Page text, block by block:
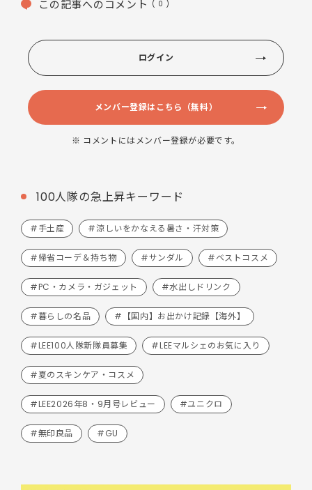
この記事へのコメント ( 0 )
ログイン
メンバー登録はこちら（無料）
※ コメントにはメンバー登録が必要です。
100人隊の急上昇キーワード
#手土産 #涼しいをかなえる暑さ・汗対策
#帰省コーデ＆持ち物 #サンダル #ベストコスメ
#PC・カメラ・ガジェット #水出しドリンク
#暮らしの名品 #【国内】お出かけ記録【海外】
#LEE100人隊新隊員募集 #LEEマルシェのお気に入り
#夏のスキンケア・コスメ
#LEE2026年8・9月号レビュー #ユニクロ
#無印良品 #GU